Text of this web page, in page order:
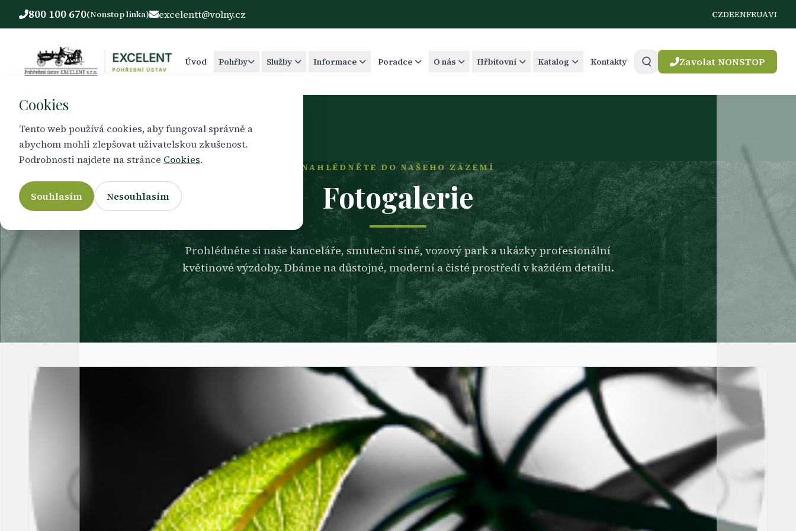
800 100 670(Nonstop linka) excelentt@volny.cz CZDEENFRUAVI
Úvod Pohřby Služby Informace Poradce O nás Hřbitovní Katalog Kontakty Zavolat NONSTOP
NAHLÉDNĚTE DO NAŠEHO ZÁZEMÍ
Fotogalerie
Prohlédněte si naše kanceláře, smuteční síně, vozový park a ukázky profesionální
květinové výzdoby. Dbáme na důstojné, moderní a čisté prostředí v každém detailu.
Cookies
Tento web používá cookies, aby fungoval správně a
abychom mohli zlepšovat uživatelskou zkušenost.
Podrobnosti najdete na stránce Cookies.
Souhlasím Nesouhlasím